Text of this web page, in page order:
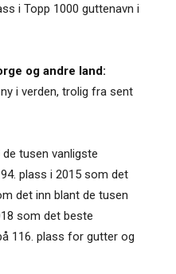
i Topp 1000 guttenavn i
og andre land:
i verden, trolig fra sent
tusen vanligste
plass i 2015 som det
det inn blant de tusen
som det beste
116. plass for gutter og